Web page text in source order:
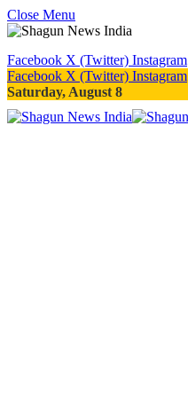
Close Menu
Facebook X (Twitter) Instagram
Facebook X (Twitter) Instagram
Saturday, August 8